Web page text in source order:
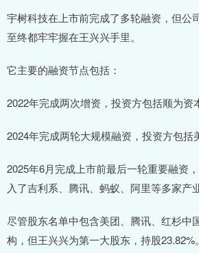
宇树科技在上市前完成了多轮融资，但公
至终都牢牢握在王兴兴手里。
它主要的融资节点包括：
2022年完成两次增资，投资方包括顺为资
2024年完成两轮大规模融资，投资方包括
2025年6月完成上市前最后一轮重要融资
入了吉利系、腾讯、蚂蚁、阿里等多家产
尽管股东名单中包含美团、腾讯、红杉中
构，但王兴兴为第一大股东，持股23.82%。